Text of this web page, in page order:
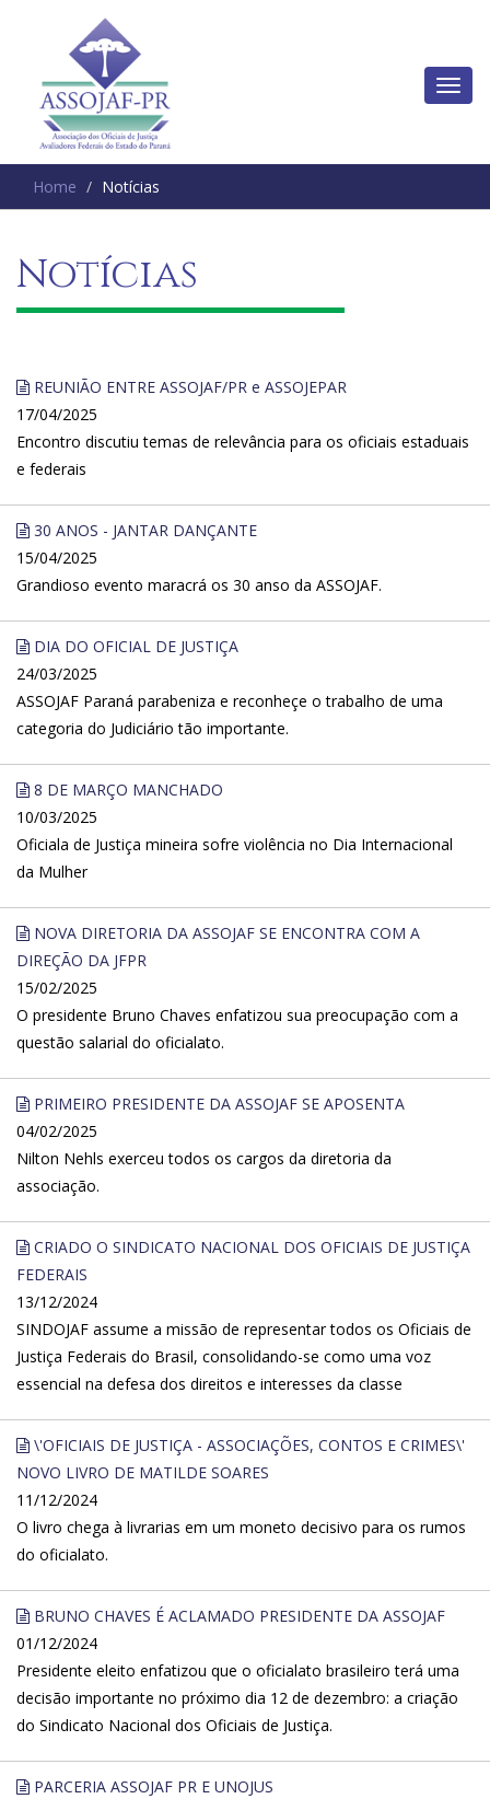
Home Notícias
Notícias
REUNIÃO ENTRE ASSOJAF/PR e ASSOJEPAR
17/04/2025
Encontro discutiu temas de relevância para os oficiais estaduais
e federais
30 ANOS - JANTAR DANÇANTE
15/04/2025
Grandioso evento maracrá os 30 anso da ASSOJAF.
DIA DO OFICIAL DE JUSTIÇA
24/03/2025
ASSOJAF Paraná parabeniza e reconheçe o trabalho de uma
categoria do Judiciário tão importante.
8 DE MARÇO MANCHADO
10/03/2025
Oficiala de Justiça mineira sofre violência no Dia Internacional
da Mulher
NOVA DIRETORIA DA ASSOJAF SE ENCONTRA COM A
DIREÇÃO DA JFPR
15/02/2025
O presidente Bruno Chaves enfatizou sua preocupação com a
questão salarial do oficialato.
PRIMEIRO PRESIDENTE DA ASSOJAF SE APOSENTA
04/02/2025
Nilton Nehls exerceu todos os cargos da diretoria da
associação.
CRIADO O SINDICATO NACIONAL DOS OFICIAIS DE JUSTIÇA
FEDERAIS
13/12/2024
SINDOJAF assume a missão de representar todos os Oficiais de
Justiça Federais do Brasil, consolidando-se como uma voz
essencial na defesa dos direitos e interesses da classe
\'OFICIAIS DE JUSTIÇA - ASSOCIAÇÕES, CONTOS E CRIMES\'
NOVO LIVRO DE MATILDE SOARES
11/12/2024
O livro chega à livrarias em um moneto decisivo para os rumos
do oficialato.
BRUNO CHAVES É ACLAMADO PRESIDENTE DA ASSOJAF
01/12/2024
Presidente eleito enfatizou que o oficialato brasileiro terá uma
decisão importante no próximo dia 12 de dezembro: a criação
do Sindicato Nacional dos Oficiais de Justiça.
PARCERIA ASSOJAF PR E UNOJUS